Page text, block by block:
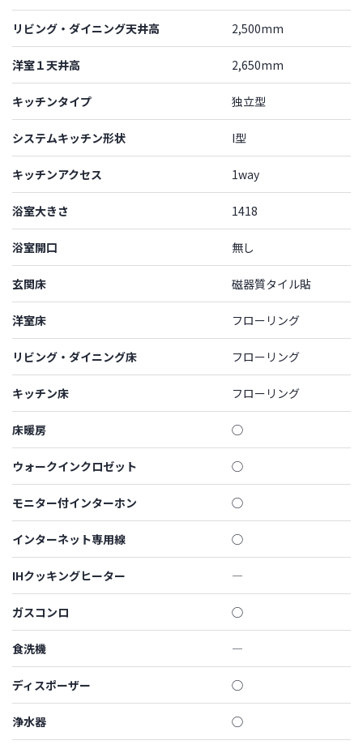
リビング・ダイニング天井高 2,500mm
洋室１天井高 2,650mm
キッチンタイプ 独立型
システムキッチン形状 I型
キッチンアクセス 1way
浴室大きさ 1418
浴室開口 無し
玄関床 磁器質タイル貼
洋室床 フローリング
リビング・ダイニング床 フローリング
キッチン床 フローリング
床暖房 ◯
ウォークインクロゼット ◯
モニター付インターホン ◯
インターネット専用線 ◯
IHクッキングヒーター ―
ガスコンロ ◯
食洗機 ―
ディスポーザー ◯
浄水器 ◯